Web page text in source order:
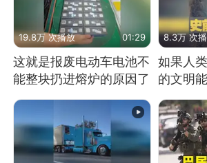
19.8万 次播放 01:29
这就是报废电动车电池不
能整块扔进熔炉的原因了
8.3万 次
如果人
的文明